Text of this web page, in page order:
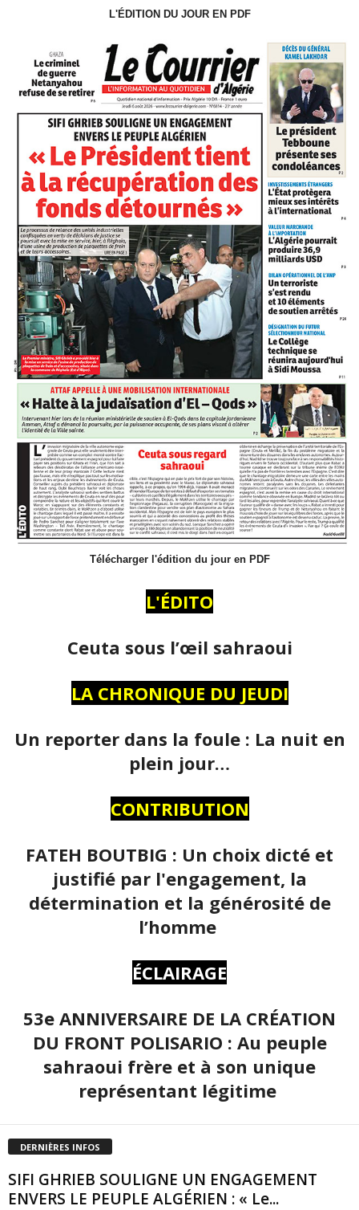
L'ÉDITION DU JOUR EN PDF
Télécharger l'édition du jour en PDF
L'ÉDITO
Ceuta sous l’œil sahraoui
LA CHRONIQUE DU JEUDI
Un reporter dans la foule : La nuit en
plein jour…
CONTRIBUTION
FATEH BOUTBIG : Un choix dicté et
justifié par l'engagement, la
détermination et la générosité de
l’homme
ÉCLAIRAGE
53e ANNIVERSAIRE DE LA CRÉATION
DU FRONT POLISARIO : Au peuple
sahraoui frère et à son unique
représentant légitime
DERNIÈRES INFOS
SIFI GHRIEB SOULIGNE UN ENGAGEMENT
ENVERS LE PEUPLE ALGÉRIEN : « Le...